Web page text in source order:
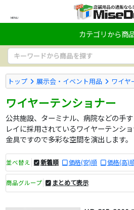
MENU
カテゴリから商
トップ 展示会・イベント用品 ワイヤ
ワイヤーテンショナー
公共施設、ターミナル、病院などの手
レイに採用されているワイヤーテンシ
金具ですので多彩な空間を演出します。
並べ替え 新着順 価格(安)順 価格(高)
商品グループ まとめて表示